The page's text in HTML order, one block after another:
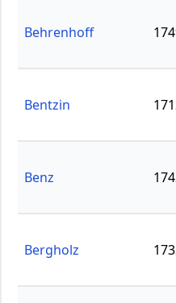
Behrenhoff
Bentzin
Benz
Bergholz